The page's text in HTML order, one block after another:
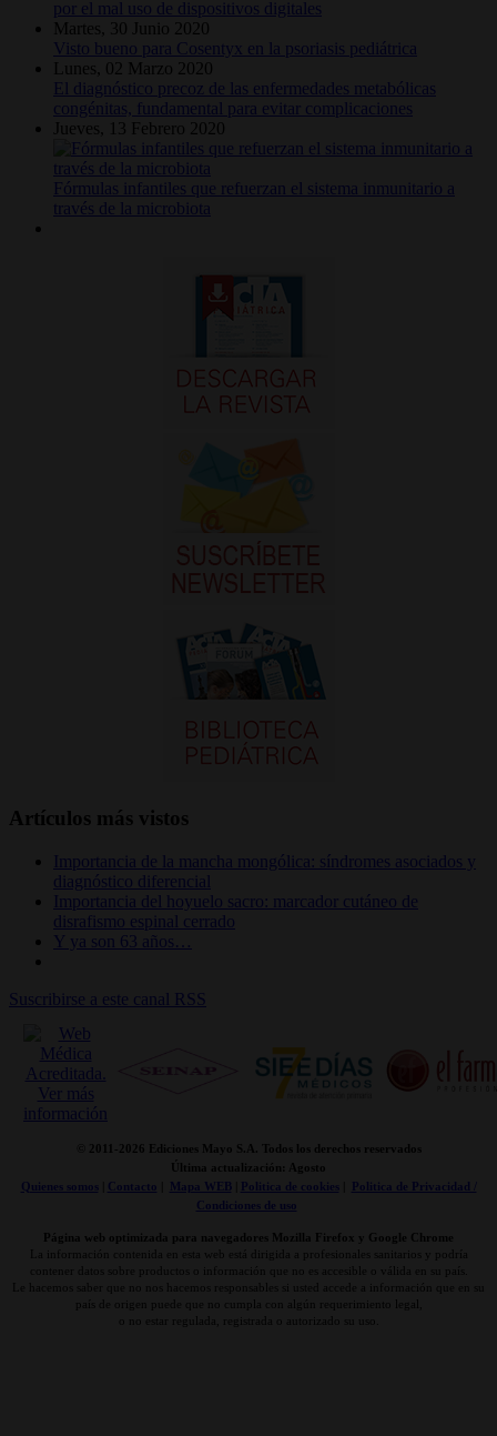
por el mal uso de dispositivos digitales
Martes, 30 Junio 2020
Visto bueno para Cosentyx en la psoriasis pediátrica
Lunes, 02 Marzo 2020
El diagnóstico precoz de las enfermedades metabólicas
congénitas, fundamental para evitar complicaciones
Jueves, 13 Febrero 2020
Fórmulas infantiles que refuerzan el sistema inmunitario a
través de la microbiota
Artículos más vistos
Importancia de la mancha mongólica: síndromes asociados y
diagnóstico diferencial
Importancia del hoyuelo sacro: marcador cutáneo de
disrafismo espinal cerrado
Y ya son 63 años…
Suscribirse a este canal RSS
© 2011- 2026 Ediciones Mayo S.A. Todos los derechos reservados
Última actualización: Agosto
Quienes somos| Contacto Mapa WEB| Politica de cookies|
Politica de Privacidad /
Condiciones de uso
Página web optimizada para navegadores Mozilla Firefox y Google Chrome
La información contenida en esta web está dirigida a profesionales sanitarios y podría
contener datos sobre productos o información que no es accesible o válida en su país.
Le hacemos saber que no nos hacemos responsables si usted accede a información que en su
país de origen puede que no cumpla con algún requerimiento legal,
o no estar regulada, registrada o autorizado su uso.